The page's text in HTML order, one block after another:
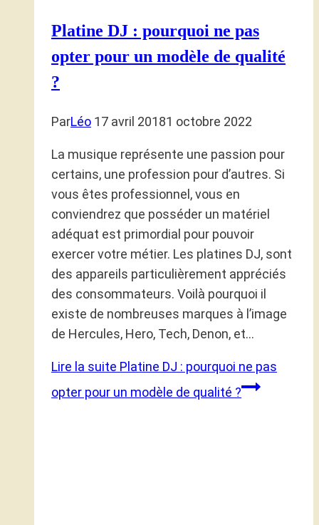
Platine DJ : pourquoi ne pas
opter pour un modèle de qualité
?
ParLéo 17 avril 20181 octobre 2022
La musique représente une passion pour
certains, une profession pour d’autres. Si
vous êtes professionnel, vous en
conviendrez que posséder un matériel
adéquat est primordial pour pouvoir
exercer votre métier. Les platines DJ, sont
des appareils particulièrement appréciés
des consommateurs. Voilà pourquoi il
existe de nombreuses marques à l’image
de Hercules, Hero, Tech, Denon, et…
Lire la suite Platine DJ : pourquoi ne pas
opter pour un modèle de qualité ?